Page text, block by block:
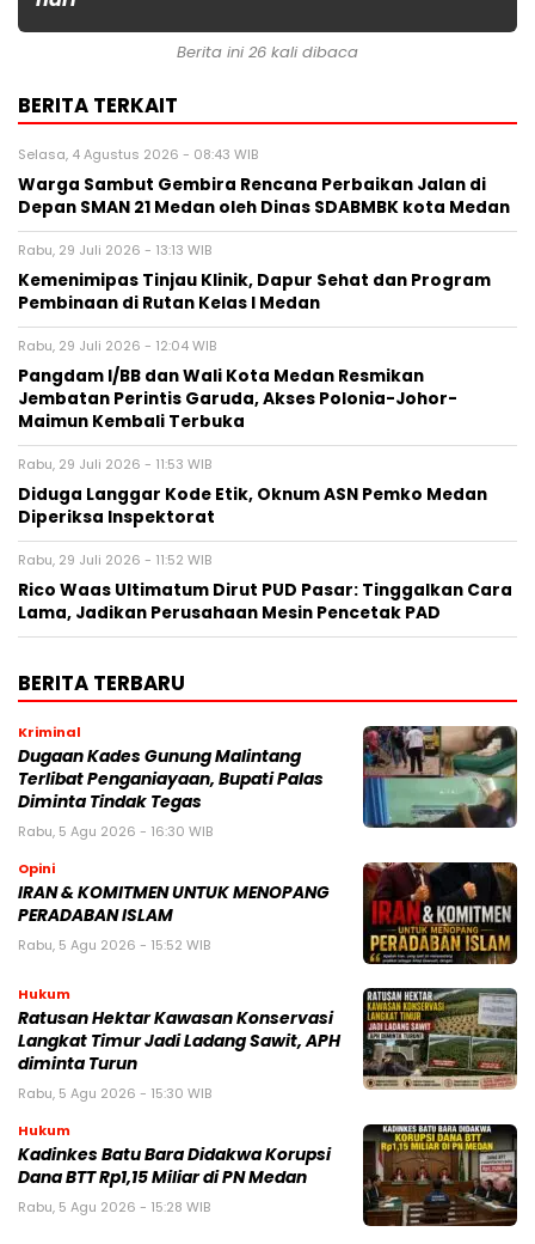
Berita ini 26 kali dibaca
BERITA TERKAIT
Selasa, 4 Agustus 2026 - 08:43 WIB
Warga Sambut Gembira Rencana Perbaikan Jalan di
Depan SMAN 21 Medan oleh Dinas SDABMBK kota Medan
Rabu, 29 Juli 2026 - 13:13 WIB
Kemenimipas Tinjau Klinik, Dapur Sehat dan Program
Pembinaan di Rutan Kelas I Medan
Rabu, 29 Juli 2026 - 12:04 WIB
Pangdam I/BB dan Wali Kota Medan Resmikan
Jembatan Perintis Garuda, Akses Polonia-Johor-
Maimun Kembali Terbuka
Rabu, 29 Juli 2026 - 11:53 WIB
Diduga Langgar Kode Etik, Oknum ASN Pemko Medan
Diperiksa Inspektorat
Rabu, 29 Juli 2026 - 11:52 WIB
Rico Waas Ultimatum Dirut PUD Pasar: Tinggalkan Cara
Lama, Jadikan Perusahaan Mesin Pencetak PAD
BERITA TERBARU
Kriminal
Dugaan Kades Gunung Malintang
Terlibat Penganiayaan, Bupati Palas
Diminta Tindak Tegas
Rabu, 5 Agu 2026 - 16:30 WIB
Opini
IRAN & KOMITMEN UNTUK MENOPANG
PERADABAN ISLAM
Rabu, 5 Agu 2026 - 15:52 WIB
Hukum
Ratusan Hektar Kawasan Konservasi
Langkat Timur Jadi Ladang Sawit, APH
diminta Turun
Rabu, 5 Agu 2026 - 15:30 WIB
Hukum
Kadinkes Batu Bara Didakwa Korupsi
Dana BTT Rp1,15 Miliar di PN Medan
Rabu, 5 Agu 2026 - 15:28 WIB